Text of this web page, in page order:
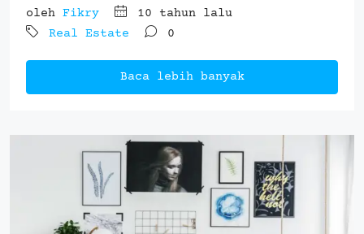
oleh Fikry
10 tahun lalu
Real Estate
0
Baca lebih banyak